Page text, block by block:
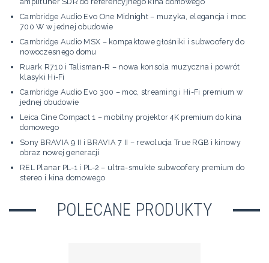
Cambridge Audio Evo One Midnight – muzyka, elegancja i moc
700 W w jednej obudowie
Cambridge Audio MSX – kompaktowe głośniki i subwoofery do
nowoczesnego domu
Ruark R710 i Talisman-R – nowa konsola muzyczna i powrót
klasyki Hi-Fi
Cambridge Audio Evo 300 – moc, streaming i Hi-Fi premium w
jednej obudowie
Leica Cine Compact 1 – mobilny projektor 4K premium do kina
domowego
Sony BRAVIA 9 II i BRAVIA 7 II – rewolucja True RGB i kinowy
obraz nowej generacji
REL Planar PL-1 i PL-2 – ultra-smukłe subwoofery premium do
stereo i kina domowego
POLECANE PRODUKTY